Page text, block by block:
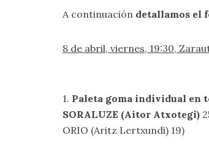
A continuación detallamos el
8 de abril, viernes, 19:30,
1. Paleta goma individual en
SORALUZE (Aitor Atxotegi)
ORIO (Aritz Lertxundi) 19)